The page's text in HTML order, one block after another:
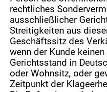
rechtliches
ausschließlicher
Streitigkeiten aus
Geschäftssitz des
wenn der Kunde
Gerichtsstand in
oder Wohnsitz, oder
Zeitpunkt der